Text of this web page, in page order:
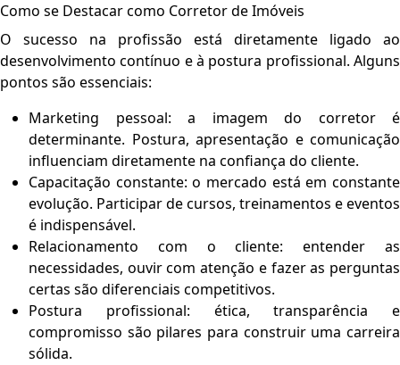
Como se Destacar como Corretor de Imóveis
O sucesso na profissão está diretamente ligado ao
desenvolvimento contínuo e à postura profissional. Alguns
pontos são essenciais:
Marketing pessoal: a imagem do corretor é
determinante. Postura, apresentação e comunicação
influenciam diretamente na confiança do cliente.
Capacitação constante: o mercado está em constante
evolução. Participar de cursos, treinamentos e eventos
é indispensável.
Relacionamento com o cliente: entender as
necessidades, ouvir com atenção e fazer as perguntas
certas são diferenciais competitivos.
Postura profissional: ética, transparência e
compromisso são pilares para construir uma carreira
sólida.